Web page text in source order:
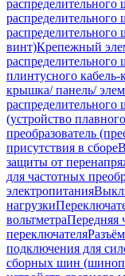
распределительного
распределительного
распределительного
винт)Крепежный
распределительного
плинтусного кабель-
крышка/ панель/
распределительного
(устройство
преобразователь
присутствия в сборе
защиты от
для частотных
электропитания
нагрузки
вольтметраПередняя
переключателя
подключения для
сборных шин